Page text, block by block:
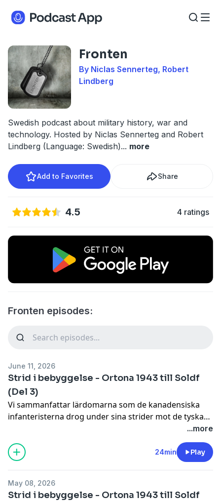
Fronten
By Niclas Sennerteg, Robert
Lindberg
Swedish podcast about military history, war and
technology. Hosted by Niclas Sennerteg and Robert
Lindberg (Language: Swedish)... more
Add to Favorites Share
4.5 4 ratings
Fronten episodes:
June 11, 2026
Strid i bebyggelse - Ortona 1943 till Soldf
(Del 3)
Vi sammanfattar lärdomarna som de kanadensiska
infanteristerna drog under sina strider mot de tyska
...more
24min Play
May 08, 2026
Strid i bebyggelse - Ortona 1943 till Soldf